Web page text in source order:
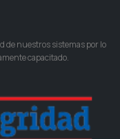
de nuestros sistemas por lo
capacitado.